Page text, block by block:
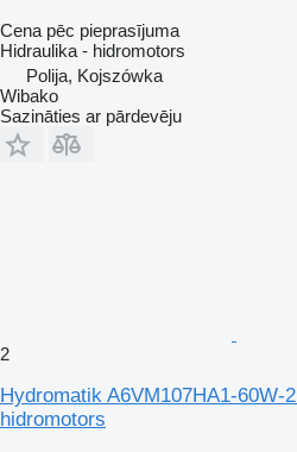
Cena pēc pieprasījuma
Hidraulika - hidromotors
Polija, Kojszówka
Wibako
Sazināties ar pārdevēju
2
Hydromatik A6VM107HA1-60W-
hidromotors